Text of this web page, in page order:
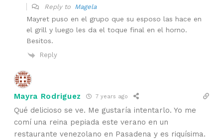
Reply to Magela
Mayret puso en el grupo que su esposo las hace en
el grill y luego les da el toque final en el horno.
Besitos.
Reply
Mayra Rodriguez 7 years ago
Qué delicioso se ve. Me gustaría intentarlo. Yo me
comí una reina pepiada este verano en un
restaurante venezolano en Pasadena y es riquísima.